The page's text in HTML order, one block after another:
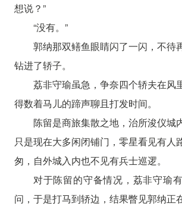
想说？”
“没有。”
郭纳那双鳝鱼眼睛闪了一闪，不待
钻进了轿子。
荔非守瑜虽急，争奈四个轿夫在风
得数着马儿的蹄声聊且打发时间。
陈留是商旅集散之地，治所浚仪城
只是现在大多闲闭铺门，零星看见有人
匆，自外城入内也不见有兵士巡逻。
对于陈留的守备情况，荔非守瑜
问，于是打马到轿边，结果瞥见郭纳正